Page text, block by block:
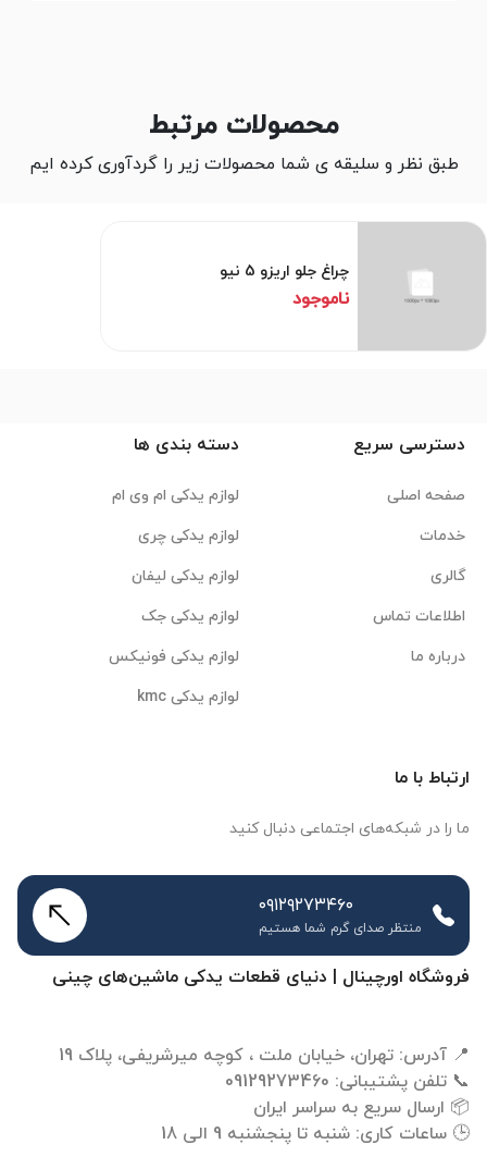
محصولات مرتبط
طبق نظر و سلیقه ی شما محصولات زیر را گردآوری کرده ایم
چراغ جلو اریزو 5 نیو
ناموجود
فروشگاه اورچینال | دنیای قطعات یدکی ماشین‌های چینی
دسترسی سریع
صفحه اصلی
خدمات
گالری
اطلاعات تماس
درباره ما
دسته بندی ها
لوازم یدکی ام وی ام
لوازم یدکی چری
لوازم یدکی لیفان
لوازم یدکی جک
لوازم یدکی فونیکس
لوازم یدکی kmc
ارتباط با ما
ما را در شبکه‌های اجتماعی دنبال کنید
۰۹۱۲۹۲۷۳۴۶۰
منتظر صدای گرم شما هستیم